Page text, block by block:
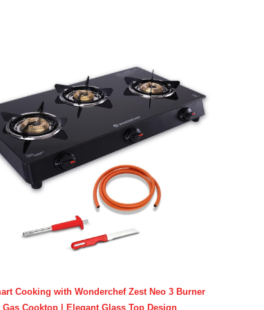
Cooking with Wonderchef Zest Neo 3 Burner
Gas Cooktop | Elegant Glass Top Design